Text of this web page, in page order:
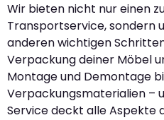
Wir bieten nicht nur einen
Transportservice, sondern
anderen wichtigen
Verpackung deiner Möbel
Montage und Demontage
Verpackungsmaterialien –
Service deckt alle Aspekte